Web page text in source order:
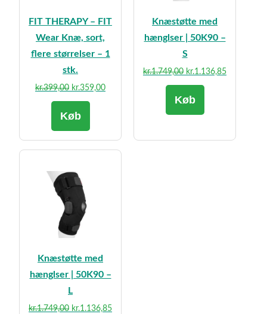
FIT THERAPY – FIT
Wear Knæ, sort,
flere størrelser – 1
stk.
kr.399,00 Den
oprindelige
pris
kr.399,00.
kr.359,00Den
kr.359,00.
Køb
Knæstøtte med
hænglser | 50K90 –
S
kr.1.749,00 Den
oprindelige
pris
kr.1.136,85Den
Køb
Knæstøtte med
hænglser | 50K90 –
L
kr.1.749,00 Den
kr.1.136,85Den